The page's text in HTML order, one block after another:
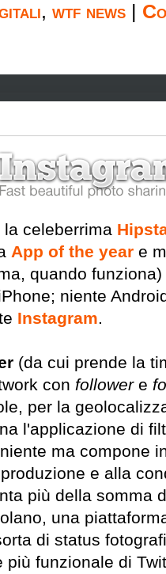
, wtf news
celeberrima
App of the year e
quando funziona)
niente
Instagram.
(da cui prende la
con followere
per la
l'applicazione di
ma compone
e alla
più della somma
una
di status
più funzionale di